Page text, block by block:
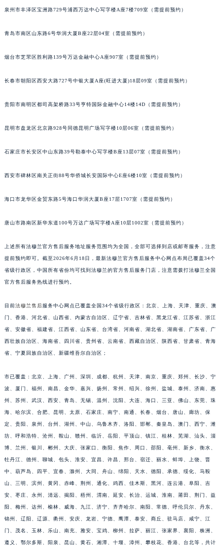
泉州市丰泽区宝洲路729号浦西万达中心写字楼A座7楼709室（需提前预约）
青岛市南区山东路6号华润大厦B座22层04室（需提前预约）
烟台市芝罘区胜利路139号万达金融中心A座907室（需提前预约）
长春市朝阳区西安大路727号中银大厦A座(旺进大厦)18层09室（需提前预约）
贵阳市南明区都司高架桥路33号亨特国际金融中心14楼14D（需提前预约）
昆明市盘龙区北京路928号同德昆明广场写字楼10层06室（需提前预约）
石家庄市长安区中山东路39号勒泰中心写字楼B座13层07室（需提前预约）
西安市碑林区南关正街88号华侨城长安国际中心E座6楼10室（需提前预约）
海口市龙华区金贸东路5号海口华润大厦B座17层1707室（需提前预约）
唐山市路南区新华东道100号万达广场写字楼A座10层1002室（需提前预约）
上述所有法穆兰官方售后服务地址服务范围均为全国，全部可选择到店或邮寄服务，注意
提前预约即可。截至2026年6月18日，最新法穆兰官方售后服务中心网点布局已覆盖34个
省级行政区，中国所有省份均可找到法穆兰的官方售后服务门店，注意需拨打法穆兰全国
官方售后服务热线进行预约。
目前法穆兰售后服务中心网点已覆盖全国34个省级行政区：北京、上海、天津、重庆、澳
门、香港、河北省、山西省、内蒙古自治区、辽宁省、吉林省、黑龙江省、江苏省、浙江
省、安徽省、福建省、江西省、山东省、台湾省、河南省、湖北省、湖南省、广东省、广
西壮族自治区、海南省、四川省、贵州省、云南省、西藏自治区、陕西省、甘肃省、青海
省、宁夏回族自治区、新疆维吾尔自治区；
市已覆盖：北京、上海、广州、深圳、成都、杭州、天津、南京、重庆、郑州、长沙、宁
波、厦门、福州、南昌、金华、嘉兴、扬州、常州、绍兴、徐州、盐城、泰州、济南、惠
州、苏州、武汉、西安、青岛、无锡、温州、沈阳、大连、海口、三亚、佛山、东莞、珠
海、哈尔滨、合肥、昆明、太原、石家庄、南宁、南通、长春、烟台、唐山、廊坊、保
定、贵阳、泉州、台州、湖州、中山、乌鲁木齐、洛阳、邯郸、秦皇岛、澳门、西宁、潍
坊、呼和浩特、沧州、鞍山、赣州、临沂、岳阳、平顶山、镇江、桂林、芜湖、汕头、淄
博、兰州、银川、郴州、大庆、张家口、衡阳、焦作、周口、邵阳、亳州、新乡、衡水、
牡丹江、德州、聊城、包头、淮安、宜昌、许昌、邢台、宿迁、丽水、蚌埠、上饶、晋
中、葫芦岛、四平、宜春、滁州、大同、舟山、绵阳、天水、德阳、承德、绥化、马鞍
山、三明、滨州、黄冈、赤峰、荆州、通化、鸡西、佳木斯、黑河、连云港、阜阳、吉
安、枣庄、永州、清远、揭阳、梧州、渭南、延安、长治、运城、淮南、莆田、荆门、益
阳、梅州、达州、榆林、威海、九江、济宁、齐齐哈尔、南阳、常德、呼伦贝尔、丹东、
锦州、辽阳、辽源、衢州、安庆、龙岩、宁德、鹰潭、泰安、商丘、驻马店、咸宁、江
门、茂名、玉林、乐山、南充、雅安、宝鸡、柳州、拉萨、丽江、张家界、襄阳、株洲、
遵义、鄂尔多斯、阳泉、昆山、黄石、湘潭、十堰、漳州、攀枝花、香港、台北等，共计